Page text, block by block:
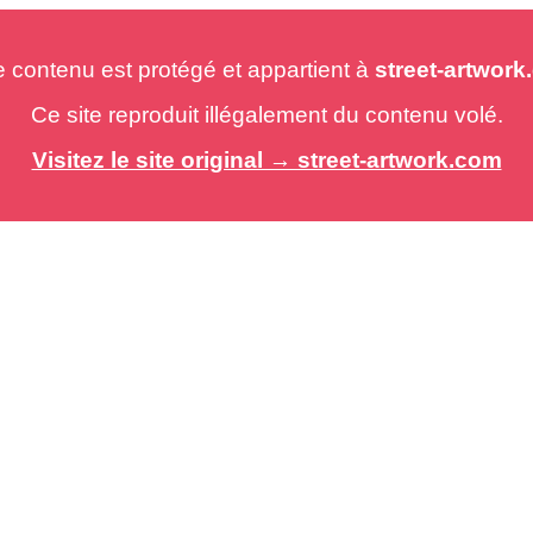
est protégé et appartient à street-
Ce site reproduit illégalement du contenu volé.
Visitez le site original → street-artwork.com